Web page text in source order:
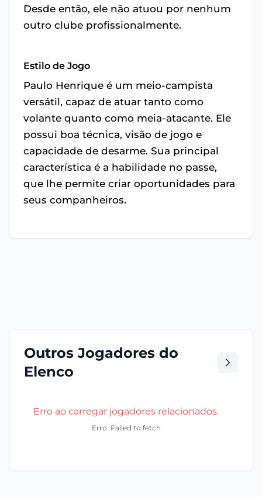
Desde então, ele não atuou por nenhum
outro clube profissionalmente.
Estilo de Jogo
Paulo Henrique é um meio-campista
versátil, capaz de atuar tanto como
volante quanto como meia-atacante. Ele
possui boa técnica, visão de jogo e
capacidade de desarme. Sua principal
característica é a habilidade no passe,
que lhe permite criar oportunidades para
seus companheiros.
Outros Jogadores do
Elenco
Erro ao carregar jogadores relacionados.
Erro: Failed to fetch